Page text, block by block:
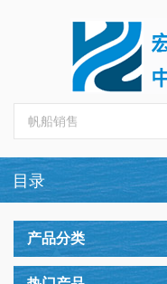
产品分类